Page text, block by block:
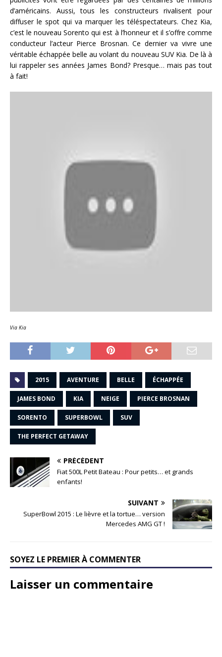
d’américains. Aussi, tous les constructeurs rivalisent pour
diffuser le spot qui va marquer les téléspectateurs. Chez Kia,
c’est le nouveau Sorento qui est à l’honneur et il s’offre comme
conducteur l’acteur Pierce Brosnan. Ce dernier va vivre une
véritable échappée belle au volant du nouveau SUV Kia. De là à
lui rappeler ses années James Bond? Presque… mais pas tout
à fait!
Via Kia
2015 AVENTURE BELLE ÉCHAPPÉE
JAMES BOND KIA NEIGE PIERCE BROSNAN
SORENTO SUPERBOWL SUV
THE PERFECT GETAWAY
PRÉCÉDENT
Fiat 500L Petit Bateau : Pour petits… et grands
enfants!
SUIVANT
SuperBowl 2015 : Le lièvre et la tortue… version
Mercedes AMG GT !
SOYEZ LE PREMIER À COMMENTER
Laisser un commentaire